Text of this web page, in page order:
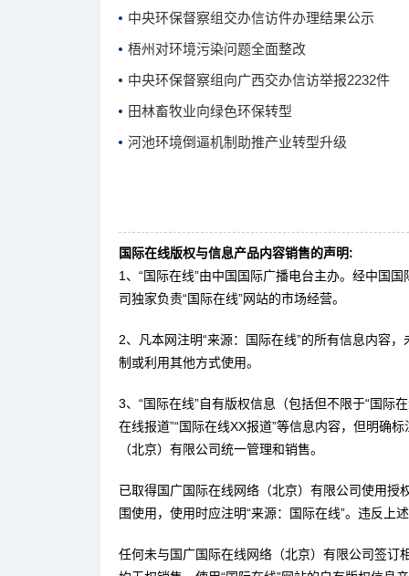
中央环保督察组交办信访件办理结果公示
梧州对环境污染问题全面整改
中央环保督察组向广西交办信访举报2232件
田林畜牧业向绿色环保转型
河池环境倒逼机制助推产业转型升级
国际在线版权与信息产品内容销售的声明:
1、“国际在线”由中国国际广播电台主办。经中国
司独家负责“国际在线”网站的市场经营。
2、凡本网注明“来源：国际在线”的所有信息内容
制或利用其他方式使用。
3、“国际在线”自有版权信息（包括但不限于“国际
在线报道”“国际在线XX报道”等信息内容，但明确
（北京）有限公司统一管理和销售。
已取得国广国际在线网络（北京）有限公司使用
围使用，使用时应注明“来源：国际在线”。违反上
任何未与国广国际在线网络（北京）有限公司签订